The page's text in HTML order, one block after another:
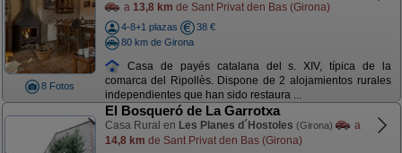
8 Fotos
a 13,8 km de Sant Privat den Bas (Girona)
4-8+1 plazas
38 €
80 km de Girona
Casa de payés catalana del s. XIV, típica de la
comarca del Ripollès. Dispone de 2 alojamientos rurales
independientes que han sido restaura ...
El Bosqueró de La Garrotxa
Casa Rural en Les Planes d´Hostoles (Girona)
a
14,8 km de Sant Privat den Bas (Girona)